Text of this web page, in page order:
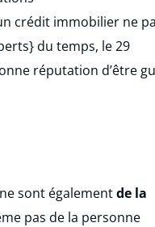
crédit immobilier ne
du temps, le 29
réputation d’être
sont égalementde la
pas de la personne